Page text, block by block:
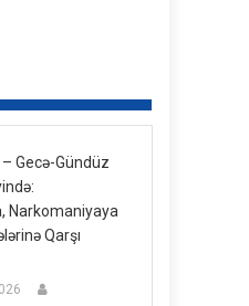
Gecə-Gündüz
Narkomaniyaya
Qarşı